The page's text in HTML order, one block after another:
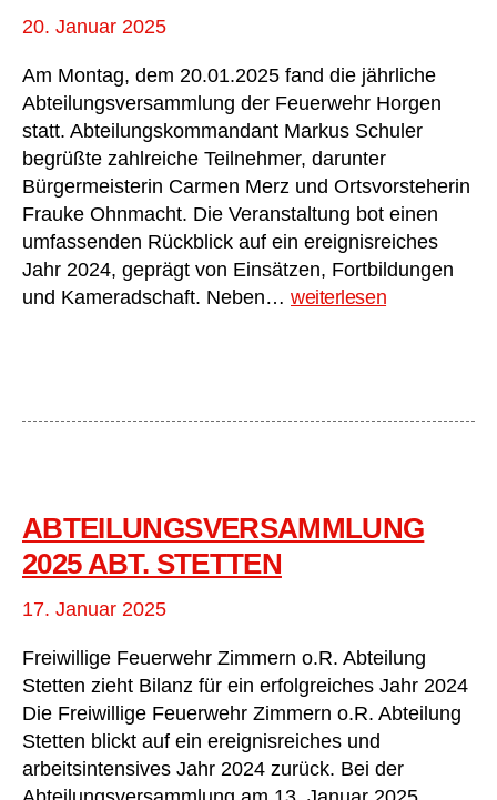
20. Januar 2025
Am Montag, dem 20.01.2025 fand die jährliche
Abteilungsversammlung der Feuerwehr Horgen
statt. Abteilungskommandant Markus Schuler
begrüßte zahlreiche Teilnehmer, darunter
Bürgermeisterin Carmen Merz und Ortsvorsteherin
Frauke Ohnmacht. Die Veranstaltung bot einen
umfassenden Rückblick auf ein ereignisreiches
Jahr 2024, geprägt von Einsätzen, Fortbildungen
und Kameradschaft. Neben… Abteilungsversammlung
weiterlesen
ABTEILUNGSVERSAMMLUNG
2025 ABT. STETTEN
17. Januar 2025
Freiwillige Feuerwehr Zimmern o.R. Abteilung
Stetten zieht Bilanz für ein erfolgreiches Jahr 2024
Die Freiwillige Feuerwehr Zimmern o.R. Abteilung
Stetten blickt auf ein ereignisreiches und
arbeitsintensives Jahr 2024 zurück. Bei der